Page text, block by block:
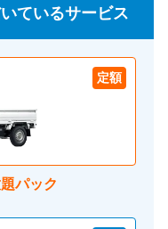
ているサービス
定額
パック